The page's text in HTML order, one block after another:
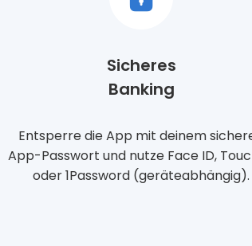
Sicheres
Banking
Entsperre die App mit deinem
App-Passwort und nutze Face ID,
oder 1Password (geräteabhängig).